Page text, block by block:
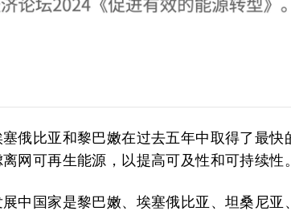
俄比亚和黎巴嫩在过去五年中取得了最快
网可再生能源，以提高可及性和可持续性
中国家是黎巴嫩、埃塞俄比亚、坦桑尼亚